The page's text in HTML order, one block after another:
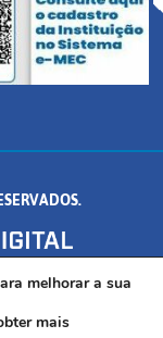
MG - CEP:
melhorar a sua
mais